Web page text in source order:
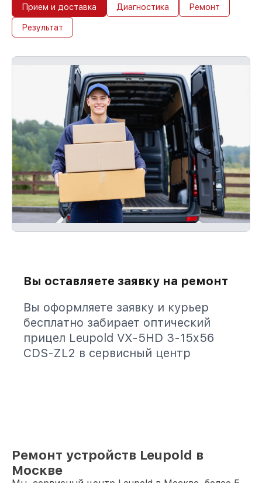
Прием и доставка Диагностика Ремонт
Результат
Вы оставляете заявку на ремонт
Вы оформляете заявку и курьер
бесплатно забирает оптический
прицел Leupold VX-5HD 3-15x56
CDS-ZL2 в сервисный центр
Ремонт устройств Leupold в
Москве